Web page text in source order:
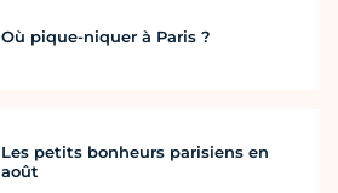
Où pique-niquer à Paris ?
Les petits bonheurs parisiens en
août